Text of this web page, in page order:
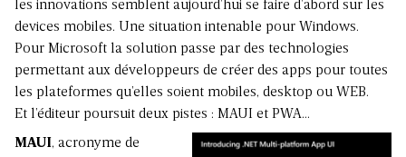
les innovations semblent aujourd’hui se faire d’abord sur les
devices mobiles. Une situation intenable pour Windows.
Pour Microsoft la solution passe par des technologies
permettant aux développeurs de créer des apps pour toutes
les plateformes qu’elles soient mobiles, desktop ou WEB.
Et l’éditeur poursuit deux pistes : MAUI et PWA…
MAUI, acronyme de